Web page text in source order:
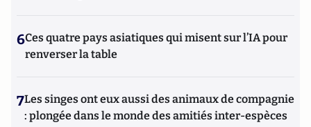
6Ces quatre pays asiatiques qui misent sur l’IA pour
renverser la table
7Les singes ont eux aussi des animaux de compagnie
: plongée dans le monde des amitiés inter-espèces